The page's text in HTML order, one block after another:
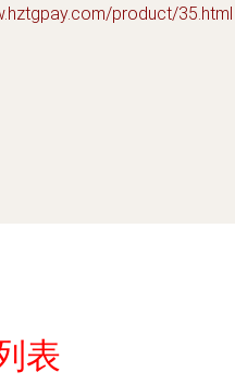
product/35.html
表